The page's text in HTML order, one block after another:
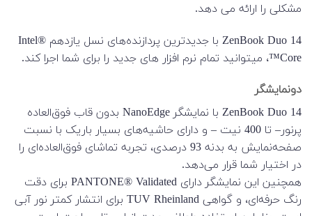
مشکلی را ارائه می دهد.
ZenBook Duo 14 با جدیدترین پردازنده‌های نسل یازدهم Intel®
Core™، میتوانید تمام نرم افزار های جدید را برای شما اجرا کند.
دونمایشگر
ZenBook Duo 14 با نمایشگر NanoEdge بدون قاب فوق‌العاده
پرنور– تا 400 نیت – و دارای حاشیه‌های بسیار باریک با نسبت
صفحه‌نمایش به بدنه 93 درصدی، تجربه تماشای فوق‌العاده‌ای را
در اختیار شما قرار می‌دهد.
همچنین این نمایشگر دارای PANTONE® Validated برای دقت
رنگ حرفه‌ای، و گواهی TUV Rheinland برای انتشار کمتر نور آبی